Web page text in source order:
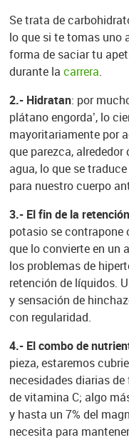
Se trata de
lo que si te tomas uno
forma de saciar tu
durante la carrera.
2.- Hidratan: por
plátano engorda’, lo
mayoritariamente por
que parezca,
agua, lo que se
para nuestro cuerpo
3.- El fin de la
potasio se contrapone
que lo convierte en un
los problemas de
retención de líquidos.
y sensación de
con regularidad.
4.- El combo de
pieza, estaremos
necesidades diarias
de vitamina C; algo
y hasta un 7% del
necesita para